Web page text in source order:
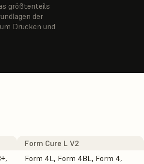
größtenteils
der
Drucken und
Form Cure L V2
Form 4L, Form 4BL, Form 4,